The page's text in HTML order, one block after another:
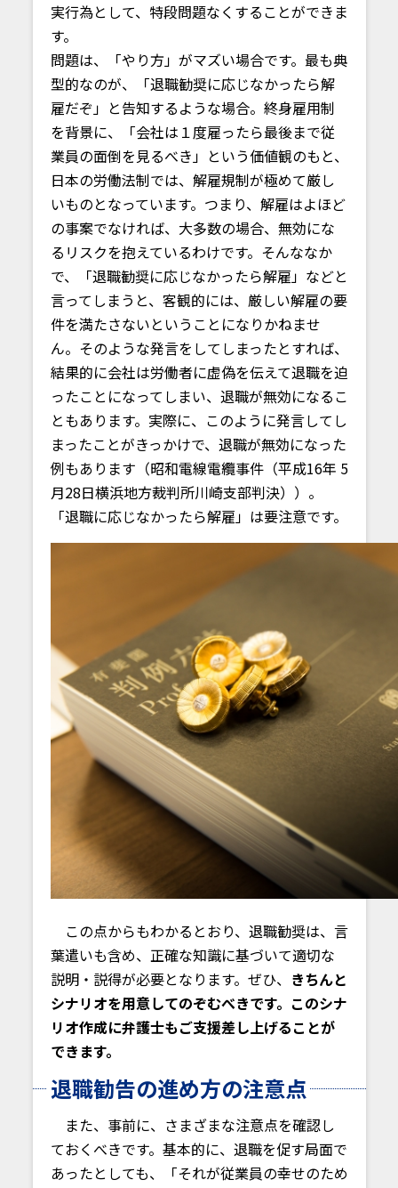
実行為として、特段問題なくすることができま
す。
問題は、「やり方」がマズい場合です。最も典
型的なのが、「退職勧奨に応じなかったら解
雇だぞ」と告知するような場合。終身雇用制
を背景に、「会社は１度雇ったら最後まで従
業員の面倒を見るべき」という価値観のもと、
日本の労働法制では、解雇規制が極めて厳し
いものとなっています。つまり、解雇はよほど
の事案でなければ、大多数の場合、無効にな
るリスクを抱えているわけです。そんななか
で、「退職勧奨に応じなかったら解雇」などと
言ってしまうと、客観的には、厳しい解雇の要
件を満たさないということになりかねませ
ん。そのような発言をしてしまったとすれば、
結果的に会社は労働者に虚偽を伝えて退職を迫
ったことになってしまい、退職が無効になるこ
ともあります。実際に、このように発言してし
まったことがきっかけで、退職が無効になった
例もあります（昭和電線電纜事件（平成16年 5
月28日横浜地方裁判所川崎支部判決））。
「退職に応じなかったら解雇」は要注意です。
この点からもわかるとおり、退職勧奨は、言
葉遣いも含め、正確な知識に基づいて適切な
説明・説得が必要となります。ぜひ、 きちんと
シナリオを用意してのぞむべきです。このシナ
リオ作成に弁護士もご支援差し上げることが
できます。
退職勧告の進め方の注意点
また、事前に、さまざまな注意点を確認し
ておくべきです。基本的に、退職を促す局面で
あったとしても、「それが従業員の幸せのため